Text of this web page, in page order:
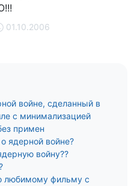
01.10.2006
войне, сделанный в
с минимализацией
примен
ядерной войне?
войну??
любимому фильму с